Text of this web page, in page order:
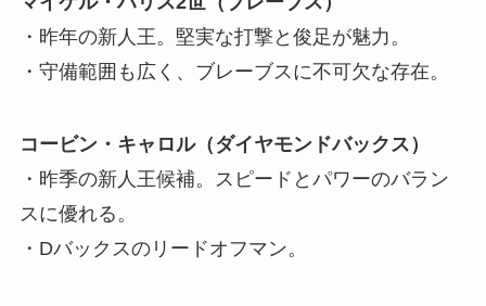
・昨年の新人王。堅実な打撃と俊足が魅力。
・守備範囲も広く、ブレーブスに不可欠な存在。
コービン・キャロル（ダイヤモンドバックス）
・昨季の新人王候補。スピードとパワーのバラン
スに優れる。
・Dバックスのリードオフマン。